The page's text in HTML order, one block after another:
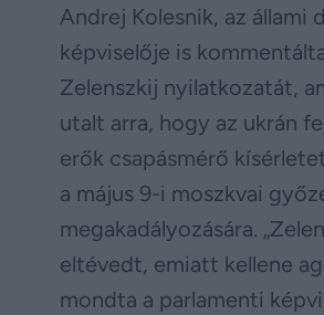
Andrej Kolesnik, az állami
képviselője is
Zelenszkij nyilatkozatát,
utalt arra, hogy az ukrán
erők csapásmérő
a május 9-i moszkvai
megakadályozására.
eltévedt, emiatt kellene
mondta a parlamenti